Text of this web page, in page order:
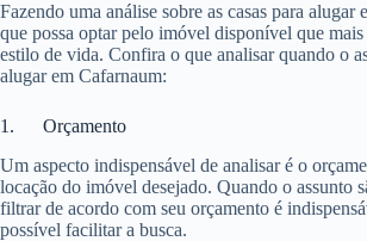
Fazendo uma análise sobre as casas para alugar
que possa optar pelo imóvel disponível que
estilo de vida. Confira o que analisar quando o
alugar em Cafarnaum:
1. Orçamento
Um aspecto indispensável de analisar é o
locação do imóvel desejado. Quando o assunto
filtrar de acordo com seu orçamento é
possível facilitar a busca.